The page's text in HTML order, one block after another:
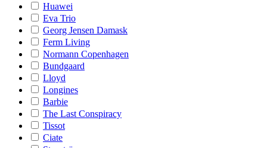
Huawei
Eva Trio
Georg Jensen Damask
Ferm Living
Normann Copenhagen
Bundgaard
Lloyd
Longines
Barbie
The Last Conspiracy
Tissot
Ciate